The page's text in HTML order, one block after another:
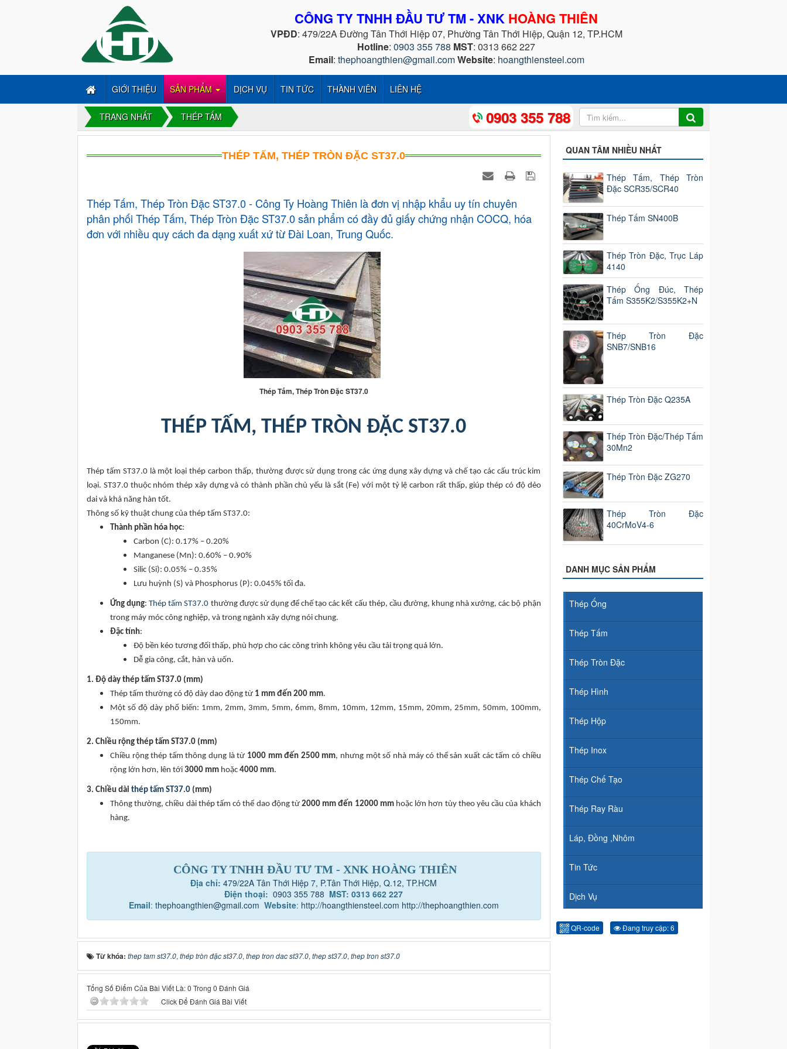
CÔNG TY TNHH ĐẦU TƯ TM - XNK HOÀNG THIÊN
VPĐD: 479/22A Đường Tân Thới Hiệp 07, Phường Tân Thới Hiệp, Quận 12, TP.HCM
Hotline: 0903 355 788 MST: 0313 662 227
Email: thephoangthien@gmail.comWebsite: hoangthiensteel.com
GIỚI THIỆU SẢN PHẨM DỊCH VỤ TIN TỨC THÀNH VIÊN LIÊN HỆ
TRANG NHẤT THÉP TẤM 0903 355 788
THÉP TẤM, THÉP TRÒN ĐẶC ST37.0
Thép Tấm, Thép Tròn Đặc ST37.0 - Công Ty Hoàng Thiên là đơn vị nhập khẩu uy tín chuyên
phân phối Thép Tấm, Thép Tròn Đặc ST37.0 sản phẩm có đầy đủ giấy chứng nhận COCQ, hóa
đơn với nhiều quy cách đa dạng xuất xứ từ Đài Loan, Trung Quốc.
Thép Tấm, Thép Tròn Đặc ST37.0
THÉP TẤM, THÉP TRÒN ĐẶC ST37.0
Thép tấm ST37.0 là một loại thép carbon thấp, thường được sử dụng trong các ứng dụng xây dựng và chế tạo các cấu trúc kim
loại. ST37.0 thuộc nhóm thép xây dựng và có thành phần chủ yếu là sắt (Fe) với một tỷ lệ carbon rất thấp, giúp thép có độ dẻo
dai và khả năng hàn tốt.
Thông số kỹ thuật chung của thép tấm ST37.0:
Thành phần hóa học:
Carbon (C): 0.17% – 0.20%
Manganese (Mn): 0.60% – 0.90%
Silic (Si): 0.05% – 0.35%
Lưu huỳnh (S) và Phosphorus (P): 0.045% tối đa.
Ứng dụng:Thép tấm ST37.0 thường được sử dụng để chế tạo các kết cấu thép, cầu đường, khung nhà xưởng, các bộ phận
trong máy móc công nghiệp, và trong ngành xây dựng nói chung.
Đặc tính:
Độ bền kéo tương đối thấp, phù hợp cho các công trình không yêu cầu tải trọng quá lớn.
Dễ gia công, cắt, hàn và uốn.
1. Độ dày thép tấm ST37.0 (mm)
Thép tấm thường có độ dày dao động từ 1 mm đến 200 mm.
Một số độ dày phổ biến: 1mm, 2mm, 3mm, 5mm, 6mm, 8mm, 10mm, 12mm, 15mm, 20mm, 25mm, 50mm, 100mm,
150mm.
2. Chiều rộng thép tấm ST37.0 (mm)
Chiều rộng thép tấm thông dụng là từ 1000 mm đến 2500 mm, nhưng một số nhà máy có thể sản xuất các tấm có chiều
rộng lớn hơn, lên tới 3000 mm hoặc 4000 mm.
3. Chiều dài thép tấm ST37.0 (mm)
Thông thường, chiều dài thép tấm có thể dao động từ2000 mm đến 12000 mmhoặc lớn hơn tùy theo yêu cầu của khách
hàng.
CÔNG TY TNHH ĐẦU TƯ TM - XNK HOÀNG THIÊN
Địa chỉ:479/22A Tân Thới Hiệp 7, P.Tân Thới Hiệp, Q.12, TP.HCM
Điện thoại: 0903 355 788 MST: 0313 662 227
Email: thephoangthien@gmail.com Website: http://hoangthiensteel.com http://thephoangthien.com
Từ khóa: thep tam st37.0, thép tròn đặc st37.0, thep tron dac st37.0, thep st37.0, thep tron st37.0
Tổng Số Điểm Của Bài Viết Là: 0 Trong 0 Đánh Giá
Click Để Đánh Giá Bài Viết
QUAN TÂM NHIỀU NHẤT
Thép Tấm, Thép Tròn
Đặc SCR35/SCR40
Thép Tấm SN400B
Thép Tròn Đặc, Trục Láp
4140
Thép Ống Đúc, Thép
Tấm S355K2/S355K2+N
Thép Tròn Đặc
SNB7/SNB16
Thép Tròn Đặc Q235A
Thép Tròn Đặc/Thép Tấm
30Mn2
Thép Tròn Đặc ZG270
Thép Tròn Đặc
40CrMoV4-6
DANH MỤC SẢN PHẨM
Thép Ống
Thép Tấm
Thép Tròn Đặc
Thép Hình
Thép Hộp
Thép Inox
Thép Chế Tạo
Thép Ray Ràu
Láp, Đồng ,Nhôm
Tin Tức
Dịch Vụ
QR-code Đang truy cập: 6